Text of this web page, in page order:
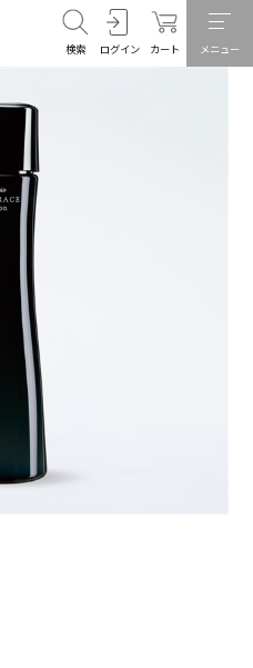
検索 ログイン カート メニュー